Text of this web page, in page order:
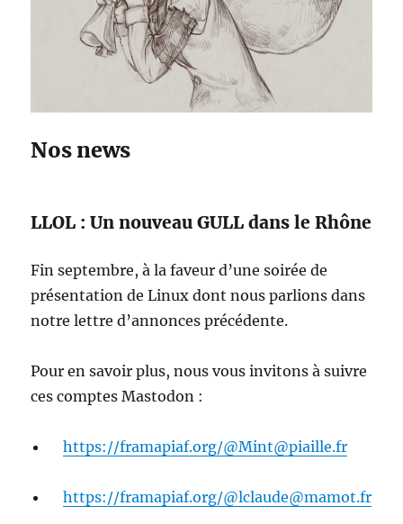
Nos news
LLOL : Un nouveau GULL dans le Rhône
Fin septembre, à la faveur d’une soirée de
présentation de Linux dont nous parlions dans
notre lettre d’annonces précédente.
Pour en savoir plus, nous vous invitons à suivre
ces comptes Mastodon :
https://framapiaf.org/@Mint@piaille.fr
https://framapiaf.org/@lclaude@mamot.fr